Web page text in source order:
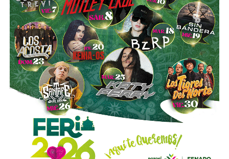
Las investigaciones también permitieron ejecutar cateos
en Tizayuca, Hidalgo, y Cuautla, Morelos.
En Hidalgo fueron asegurados más de456 mil litrosde un
líquido que podría corresponder a hidrocarburos o
productos químicos utilizados para su procesamiento,
mientras que en Morelos se localizaron documentos,
talones de cheques y muestras obtenidas de diversos
contenedores.
La Fiscalía General de la República informó que estos
operativos forman parte delPlan Estratégico de